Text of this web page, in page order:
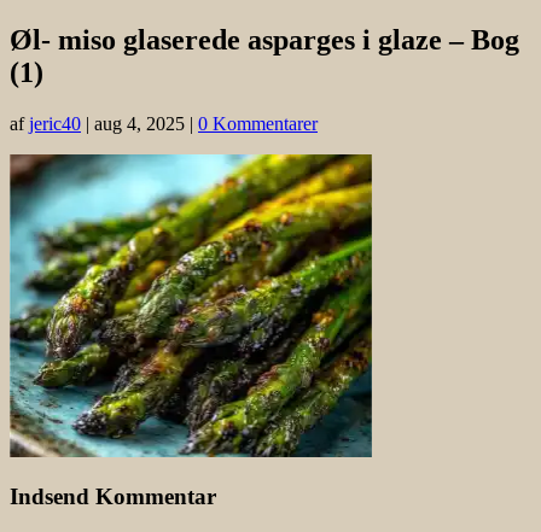
Øl- miso glaserede asparges i glaze – Bog
(1)
afjeric40 | aug 4, 2025 | 0 Kommentarer
Indsend Kommentar